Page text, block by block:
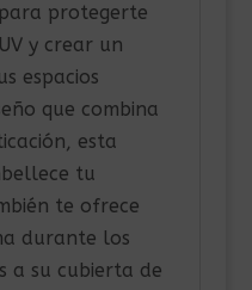
protegerte
y crear un
espacios
que combina
esta
tu
te ofrece
durante los
a su cubierta de